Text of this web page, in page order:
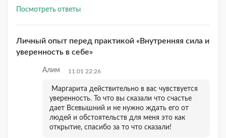
Посмотреть ответы
Личный опыт перед практикой «Внутренняя сила и
уверенность в себе»
Алим 11.01 22:26
Маргарита действительно в вас чувствуется
уверенность. То что вы сказали что счастье
дает Всевышний и не нужно ждать его от
людей и обстоятельств для меня это как
открытие, спасибо за то что сказали!